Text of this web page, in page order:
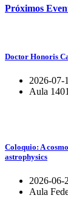
Próximos
Doctor Honoris
2026-07-
Aula
Coloquio: A
astrophysics
2026-06-
Aula